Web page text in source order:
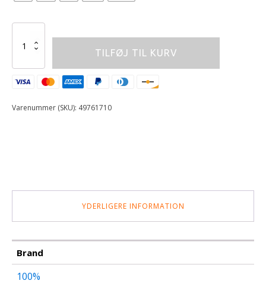
BRISKER
WEATHER
GLOVE
antal
TILFØJ TIL KURV
Varenummer (SKU): 49761710
YDERLIGERE INFORMATION
Brand
100%